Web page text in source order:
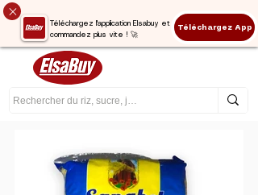
Téléchargez l'application Elsabuy et
commandez plus vite ! 🚀
Téléchargez App